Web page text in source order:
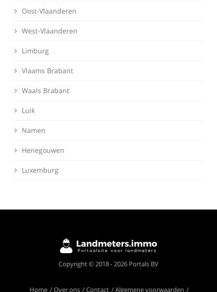
Deze website maakt gebruik van cookies om
ervoor te zorgen dat je de beste ervaring op
Oost-Vlaanderen
West-Vlaanderen
Limburg
Vlaams Brabant
Waals Brabant
Luik
Namen
Henegouwen
Luxemburg
Copyright © 2018 - 2026 Portals BV
Home Over ons Contact Algemene voorwaarden